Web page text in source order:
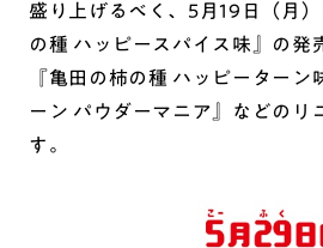
盛り上げるべく、5月19日（月
の種 ハッピースパイス味』の発
『亀田の柿の種 ハッピーターン
ーン パウダーマニア』などのリ
す。